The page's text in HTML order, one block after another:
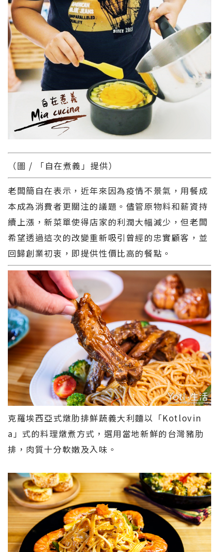
（圖 / 「自在煮義」提供）
老闆簡自在表示，近年來因為疫情不景氣，用餐成
本成為消費者更關注的議題。儘管原物料和薪資持
續上漲，新菜單使得店家的利潤大幅減少，但老闆
希望透過這次的改變重新吸引曾經的忠實顧客，並
回歸創業初衷，即提供性價比高的餐點。
克羅埃西亞式燉肋排鮮蔬義大利麵以「Kotlovin
a」式的料理燉煮方式，選用當地新鮮的台灣豬肋
排，肉質十分軟嫩及入味。